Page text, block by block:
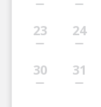
23 24
30 31